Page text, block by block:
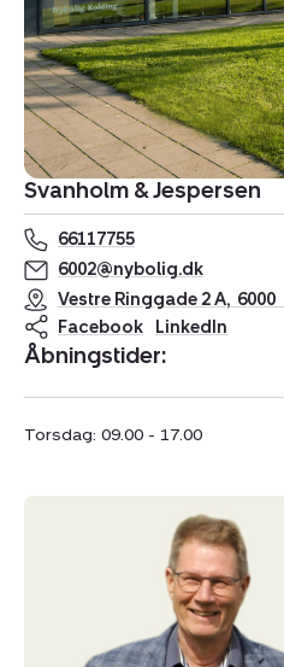
Svanholm & Jespersen
66117755
6002@nybolig.dk
Vestre Ringgade 2 A, 6000
Facebook
LinkedIn
Åbningstider:
Torsdag: 09.00 - 17.00